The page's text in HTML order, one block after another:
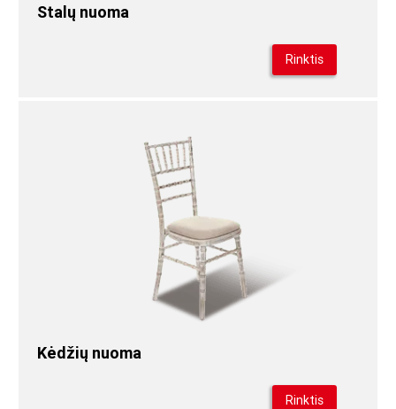
Stalų nuoma
Rinktis
Kėdžių nuoma
Rinktis